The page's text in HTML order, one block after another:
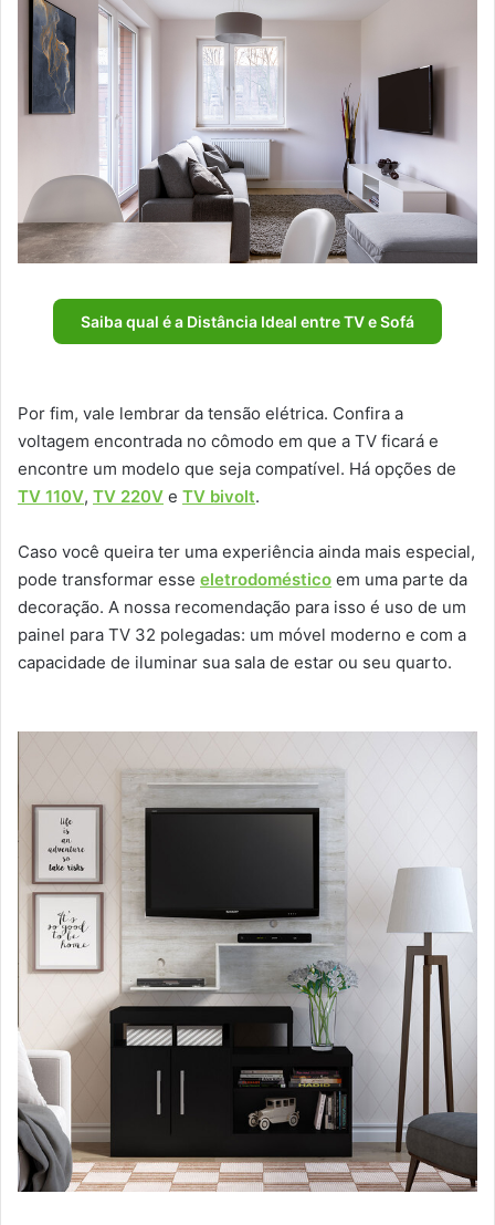
Saiba qual é a Distância Ideal entre TV e Sofá
Por fim, vale lembrar da tensão elétrica. Confira a
voltagem encontrada no cômodo em que a TV ficará e
encontre um modelo que seja compatível. Há opções de
TV 110V, TV 220V e TV bivolt.
Caso você queira ter uma experiência ainda mais especial,
pode transformar esse eletrodoméstico em uma parte da
decoração. A nossa recomendação para isso é uso de um
painel para TV 32 polegadas: um móvel moderno e com a
capacidade de iluminar sua sala de estar ou seu quarto.